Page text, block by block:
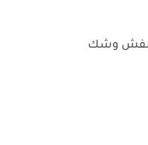
وشك